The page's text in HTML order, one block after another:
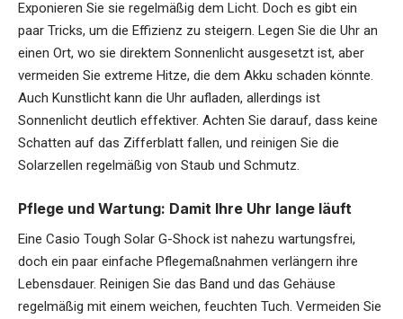
Exponieren Sie sie regelmäßig dem Licht. Doch es gibt ein
paar Tricks, um die Effizienz zu steigern. Legen Sie die Uhr an
einen Ort, wo sie direktem Sonnenlicht ausgesetzt ist, aber
vermeiden Sie extreme Hitze, die dem Akku schaden könnte.
Auch Kunstlicht kann die Uhr aufladen, allerdings ist
Sonnenlicht deutlich effektiver. Achten Sie darauf, dass keine
Schatten auf das Zifferblatt fallen, und reinigen Sie die
Solarzellen regelmäßig von Staub und Schmutz.
Pflege und Wartung: Damit Ihre Uhr lange läuft
Eine Casio Tough Solar G-Shock ist nahezu wartungsfrei,
doch ein paar einfache Pflegemaßnahmen verlängern ihre
Lebensdauer. Reinigen Sie das Band und das Gehäuse
regelmäßig mit einem weichen, feuchten Tuch. Vermeiden Sie